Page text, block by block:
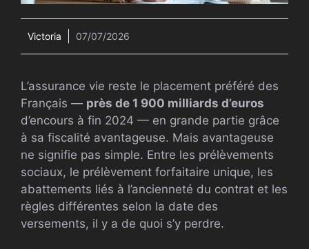
Victoria 07/07/2026
L’assurance vie reste le placement préféré des
Français — près de 1 900 milliards d’euros
d’encours à fin 2024 — en grande partie grâce
à sa fiscalité avantageuse. Mais avantageuse
ne signifie pas simple. Entre les prélèvements
sociaux, le prélèvement forfaitaire unique, les
abattements liés à l’ancienneté du contrat et les
règles différentes selon la date des
versements, il y a de quoi s’y perdre.